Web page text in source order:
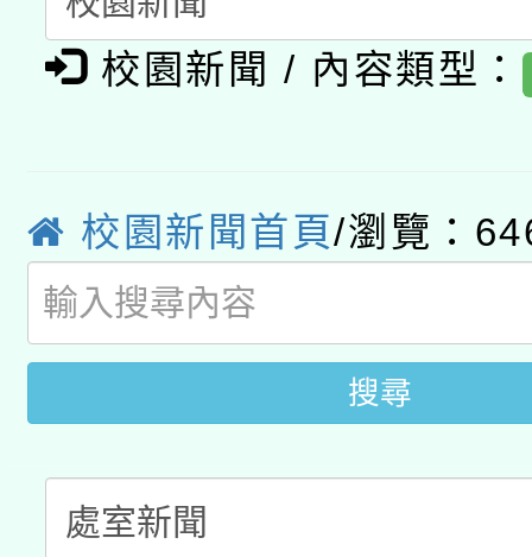
礎課程
A3數位素養講師名單
「數位內容與教學軟
薪期間赴陸應申請許可
轉知經濟部水利署委託
業技術研究院辦理「
用水績優單位及節水達
115年8月22日(星期六
桃園市孔廟祈福系列
開 智慧啟航」
2026年桃園地景藝術
校園新聞 / 內容類型：
校園新聞首頁/瀏覽：
搜尋